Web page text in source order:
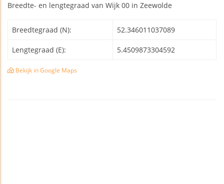
Breedte- en lengtegraad van Wijk 00 in Zeewolde
Breedtegraad (N): 52.346011037089
Lengtegraad (E): 5.4509873304592
Bekijk in Google Maps